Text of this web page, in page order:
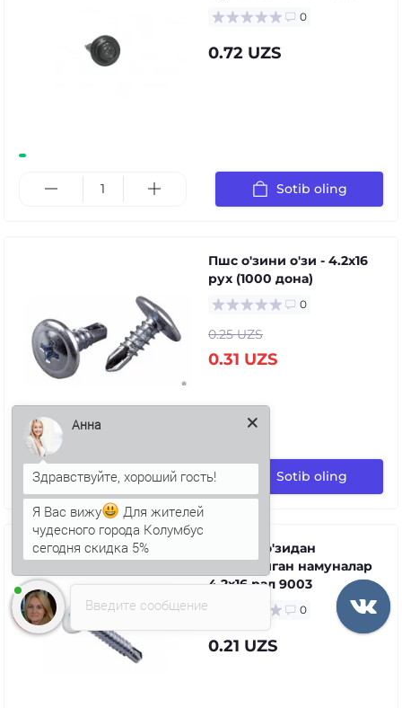
0
0.72 UZS
Sotib oling
Пшс о'зини о'зи - 4.2x16
руx (1000 дона)
0
0.25 UZS
0.31 UZS
Sotib oling
Пшс о'з-о'зидан
ишлайдиган намуналар
4.2x16 рал 9003
0
0.21 UZS
Введите сообщение
Анна
Я Вас вижу
Для жителей
чудесного города Колумбус
сегодня скидка 5%